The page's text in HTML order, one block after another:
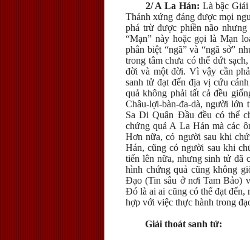
2/ A La Hán: Là bậc Giải
Thánh xứng đáng được mọi
phá trừ được phiền não
“Mạn” này hoặc gọi là Mạn
phân biệt “ngã” và “ngã sở”
trong tâm chưa có thể dứt
đời và một đời. Vì vậy cần
sanh tử đạt đến địa vị cứu
quả không phải tất cả đều
Châu-lợi-bàn-đa-dà, người
Sa Di Quân Đầu đều có thể
chứng quả A La Hán mà các
Hơn nữa, có người sau khi
Hán, cũng có người sau khi
tiến lên nữa, nhưng sinh tử đã
hình chứng quả cũng không
Đạo (Tin sâu ở nơi Tam Bảo)
Đó là ai ai cũng có thể đạt đến,
hợp với việc thực hành trong
Giải thoát sanh tử: